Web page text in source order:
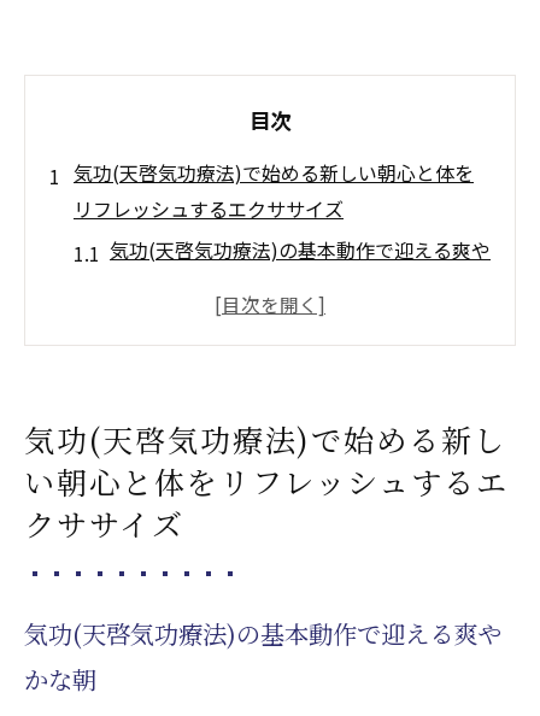
目次
気功(天啓気功療法)で始める新しい朝心と体を
リフレッシュするエクササイズ
気功(天啓気功療法)の基本動作で迎える爽や
呼吸法を取り入れた気功(天啓気功療法)で心
法)で体を目覚めさせる
静かな場所で行う気功(天啓気功療法)のリフ
レッシュ効果
気功(天啓気功療法)で心身を整える朝の習慣
気功(天啓気功療法)エクササイズでストレスフ
気功(天啓気功療法)で始める新し
い朝心と体をリフレッシュするエ
クササイズ
気功(天啓気功療法)の基本動作で迎える爽や
かな朝